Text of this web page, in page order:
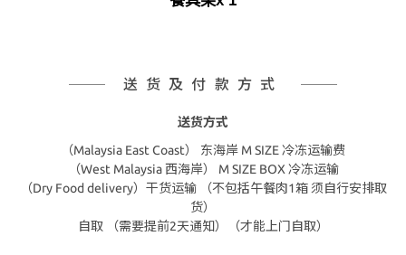
送货及付款方式
送货方式
（Malaysia East Coast） 东海岸 M SIZE 冷冻运输费
（West Malaysia 西海岸） M SIZE BOX 冷冻运输
（Dry Food delivery）干货运输 （不包括午餐肉1箱 须自行安排取
货）
自取 （需要提前2天通知）（才能上门自取）